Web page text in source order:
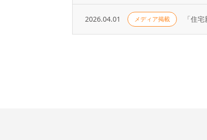
2026.04.01 メディア掲載 「住